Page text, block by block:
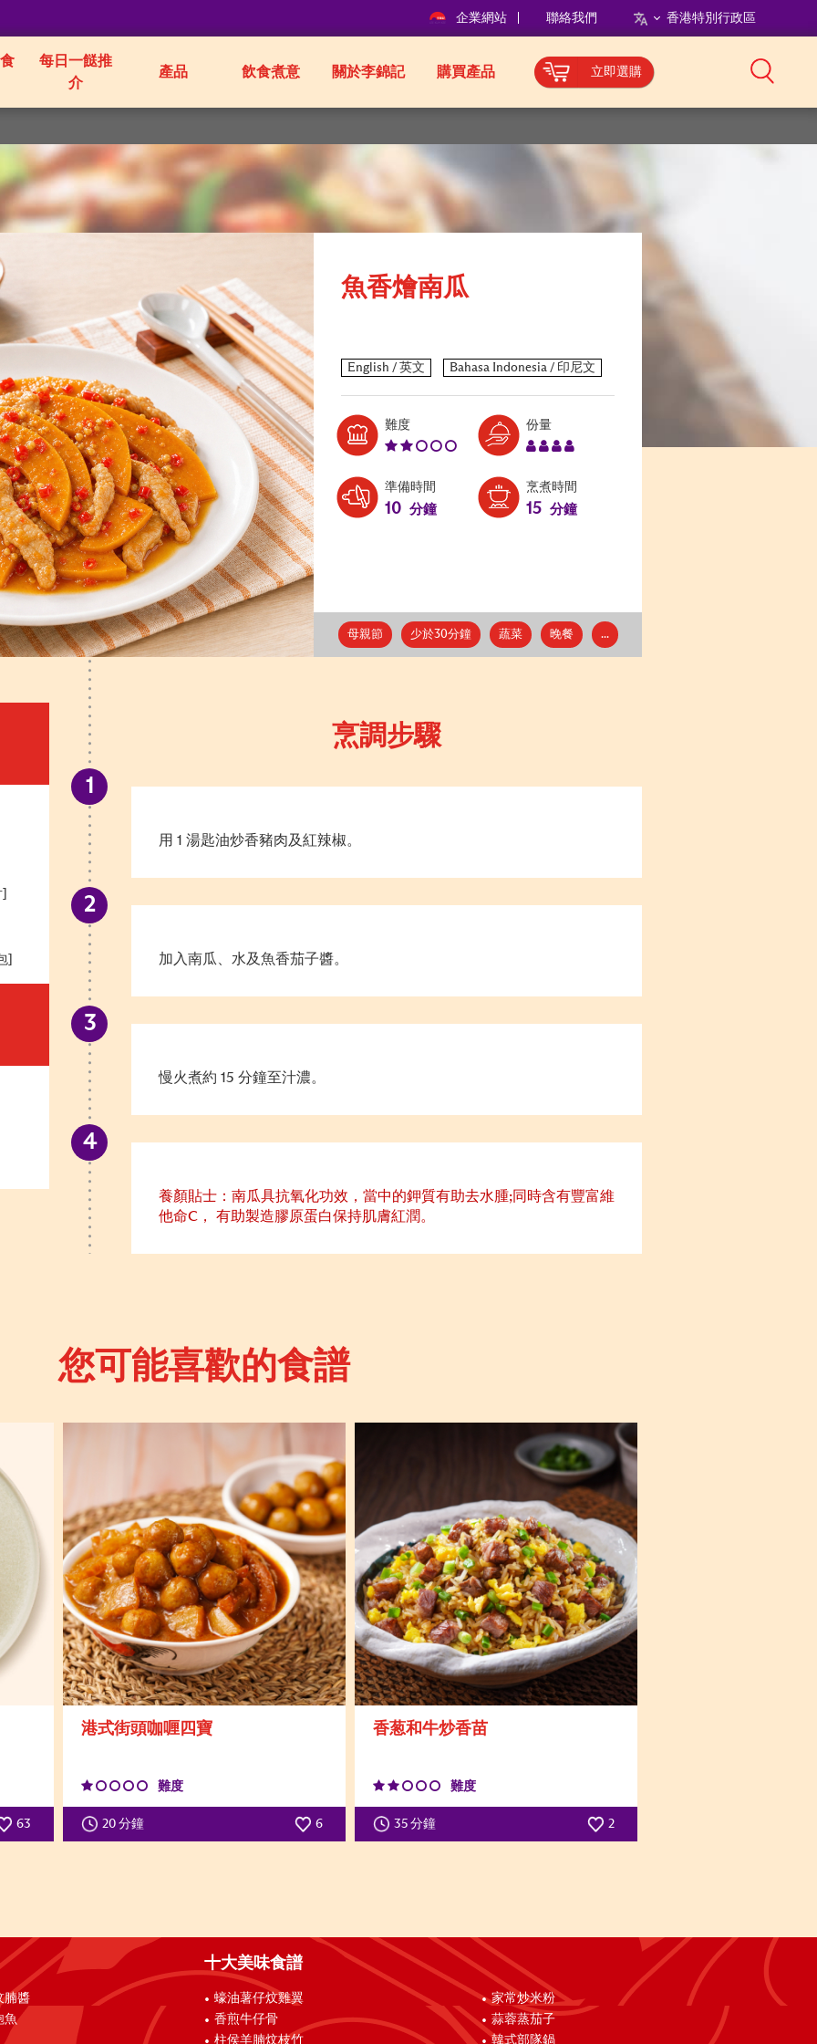
企業網站 聯絡我們 香港特別行政區
每日一餸推
介
產品 飲食煮意 關於李錦記 購買產品 立即選購
魚香燴南瓜
難度Level:
份量Serves:
準備時間
10 分鐘
烹煮時間
15 分鐘
母親節 少於30分鐘 蔬菜 晚餐 ...
]
烹調步驟
用 1 湯匙油炒香豬肉及紅辣椒。
加入南瓜、水及魚香茄子醬。
慢火煮約 15 分鐘至汁濃。
養顏貼士：南瓜具抗氧化功效，當中的鉀質有助去水腫;同時含有豐富維
他命C， 有助製造膠原蛋白保持肌膚紅潤。
您可能喜歡的食譜
63
港式街頭咖喱四寶
難度
20 分鐘 6
香葱和牛炒香苗
難度
35 分鐘 2
腩醬
魚
十大美味食譜
蠔油薯仔炆雞翼
香煎牛仔骨
柱侯羊腩炆枝竹
家常炒米粉
蒜蓉蒸茄子
韓式部隊鍋